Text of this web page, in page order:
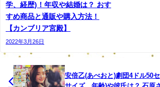
学、経歴)！年収や結婚は？ おす
すめ商品と通販や購入方法！
【カンブリア宮殿】
2022年3月26日
安倍乙(あべおと)劇団4ドル50
サイズ、年齢)や彼氏は？ 石原